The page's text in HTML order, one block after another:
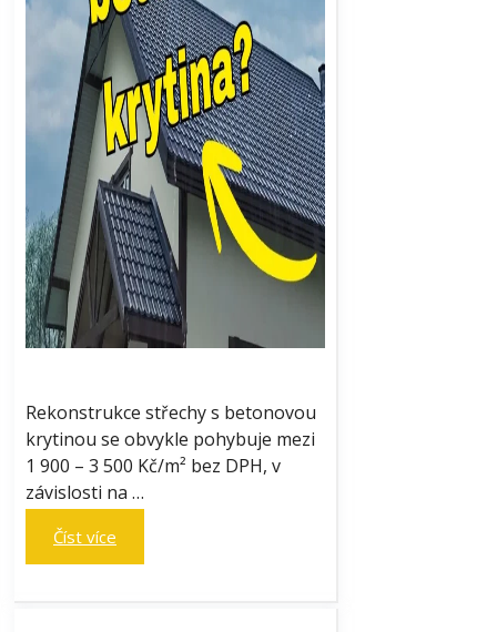
Rekonstrukce střechy s betonovou
krytinou se obvykle pohybuje mezi
1 900 – 3 500 Kč/m² bez DPH, v
závislosti na …
Číst více